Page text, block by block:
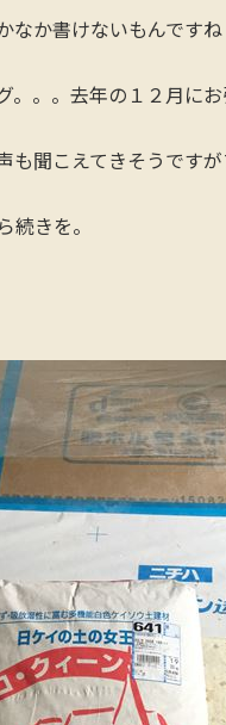
なか書けないもんです
。。。去年の１２月に
も聞こえてきそうです
続きを。